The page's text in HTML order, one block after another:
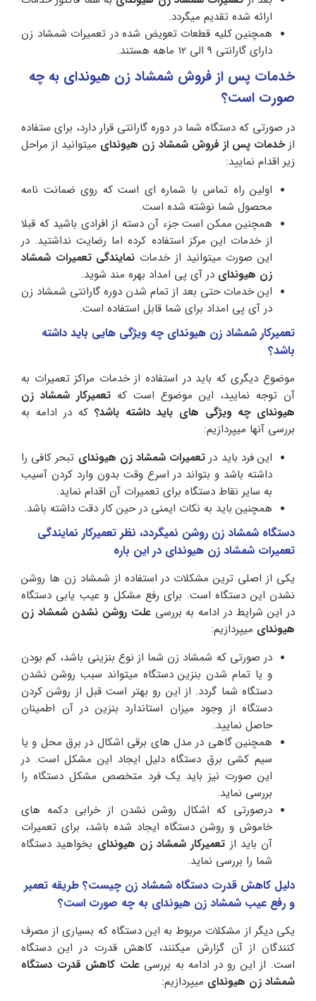
ارائه شده تقدیم میگردد.
همچنین کلیه قطعات تعویض شده در تعمیرات شمشاد زن
دارای گارانتی 9 الی 12 ماهه هستند.
خدمات پس از فروش شمشاد زن هیوندای به چه
صورت است؟
در صورتی که دستگاه شما در دوره گارانتی قرار دارد، برای ستفاده
ازخدمات پس از فروش شمشاد زن هیوندای میتوانید از مراحل
زیر اقدام نمایید:
اولین راه تماس با شماره ای است که روی ضمانت نامه
محصول شما نوشته شده است.
همچنین ممکن است جزء آن دسته از افرادی باشید که قبلا
از خدمات این مرکز استفاده کرده اما رضایت نداشتید. در
این صورت میتوانید از خدمات نمایندگی تعمیرات شمشاد
زن هیوندای در آی پی امداد بهره مند شوید.
این خدمات حتی بعد از تمام شدن دوره گارانتی شمشاد زن
در آی پی امداد برای شما قابل استفاده است.
تعمیرکار شمشاد زن هیوندای چه ویژگی هایی باید داشته
باشد؟
موضوع دیگری که باید در استفاده از خدمات مراکز تعمیرات به
آن توجه نمایید، این موضوع است که تعمیرکار شمشاد زن
هیوندای چه ویژگی های باید داشته باشد؟ که در ادامه به
بررسی آنها میپردازیم:
این فرد باید در تعمیرات شمشاد زن هیوندای تبحر کافی را
داشته باشد و بتواند در اسرع وقت بدون وارد کردن آسیب
به سایر نقاط دستگاه برای تعمیرات آن اقدام نماید.
همچنین باید به نکات ایمنی در حین کار دقت داشته باشد.
دستگاه شمشاد زن روشن نمیگردد، نظر تعمیرکار نمایندگی
تعمیرات شمشاد زن هیوندای در این باره
یکی از اصلی ترین مشکلات در استفاده از شمشاد زن ها روشن
نشدن این دستگاه است. برای رفع مشکل و عیب یابی دستگاه
در این شرایط در ادامه به بررسیعلت روشن نشدن شمشاد زن
هیوندای میپردازیم:
در صورتی که شمشاد زن شما از نوع بنزینی باشد، کم بودن
و یا تمام شدن بنزین دستگاه میتواند سبب روشن نشدن
دستگاه شما گردد. از این رو بهتر است قبل از روشن کردن
دستگاه از وجود میزان استاندارد بنزین در آن اطمینان
حاصل نمایید.
همچنین گاهی در مدل های برقی اشکال در برق محل و یا
سیم کشی برق دستگاه دلیل ایجاد این مشکل است. در
این صورت نیز باید یک فرد متخصص مشکل دستگاه را
بررسی نماید.
درصورتی که اشکال روشن نشدن از خرابی دکمه های
خاموش و روشن دستگاه ایجاد شده باشد، برای تعمیرات
آن باید از تعمیرکار شمشاد زن هیوندای بخواهید دستگاه
شما را بررسی نماید.
دلیل کاهش قدرت دستگاه شمشاد زن چیست؟ طریقه تعمیر
و رفع عیب شمشاد زن هیوندای به چه صورت است؟
یکی دیگر از مشکلات مربوط به این دستگاه که بسیاری از مصرف
کنندگان از آن گزارش میکنند، کاهش قدرت در این دستگاه
است. از این رو در ادامه به بررسیعلت کاهش قدرت دستگاه
شمشاد زن هیوندای میپردازیم: